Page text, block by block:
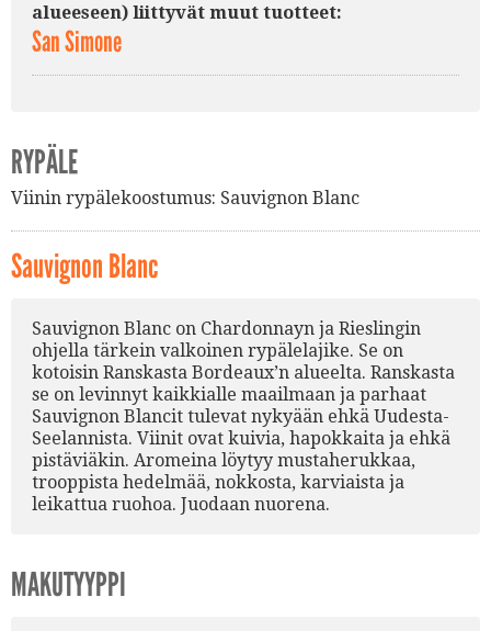
alueeseen) liittyvät muut tuotteet:
San Simone
RYPÄLE
Viinin rypälekoostumus: Sauvignon Blanc
Sauvignon Blanc
Sauvignon Blanc on Chardonnayn ja Rieslingin
ohjella tärkein valkoinen rypälelajike. Se on
kotoisin Ranskasta Bordeaux’n alueelta. Ranskasta
se on levinnyt kaikkialle maailmaan ja parhaat
Sauvignon Blancit tulevat nykyään ehkä Uudesta-
Seelannista. Viinit ovat kuivia, hapokkaita ja ehkä
pistäviäkin. Aromeina löytyy mustaherukkaa,
trooppista hedelmää, nokkosta, karviaista ja
leikattua ruohoa. Juodaan nuorena.
MAKUTYYPPI